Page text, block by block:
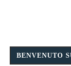
BENVENUTO